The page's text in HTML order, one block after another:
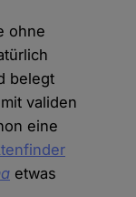
ohne
belegt
validen
eine
etwas